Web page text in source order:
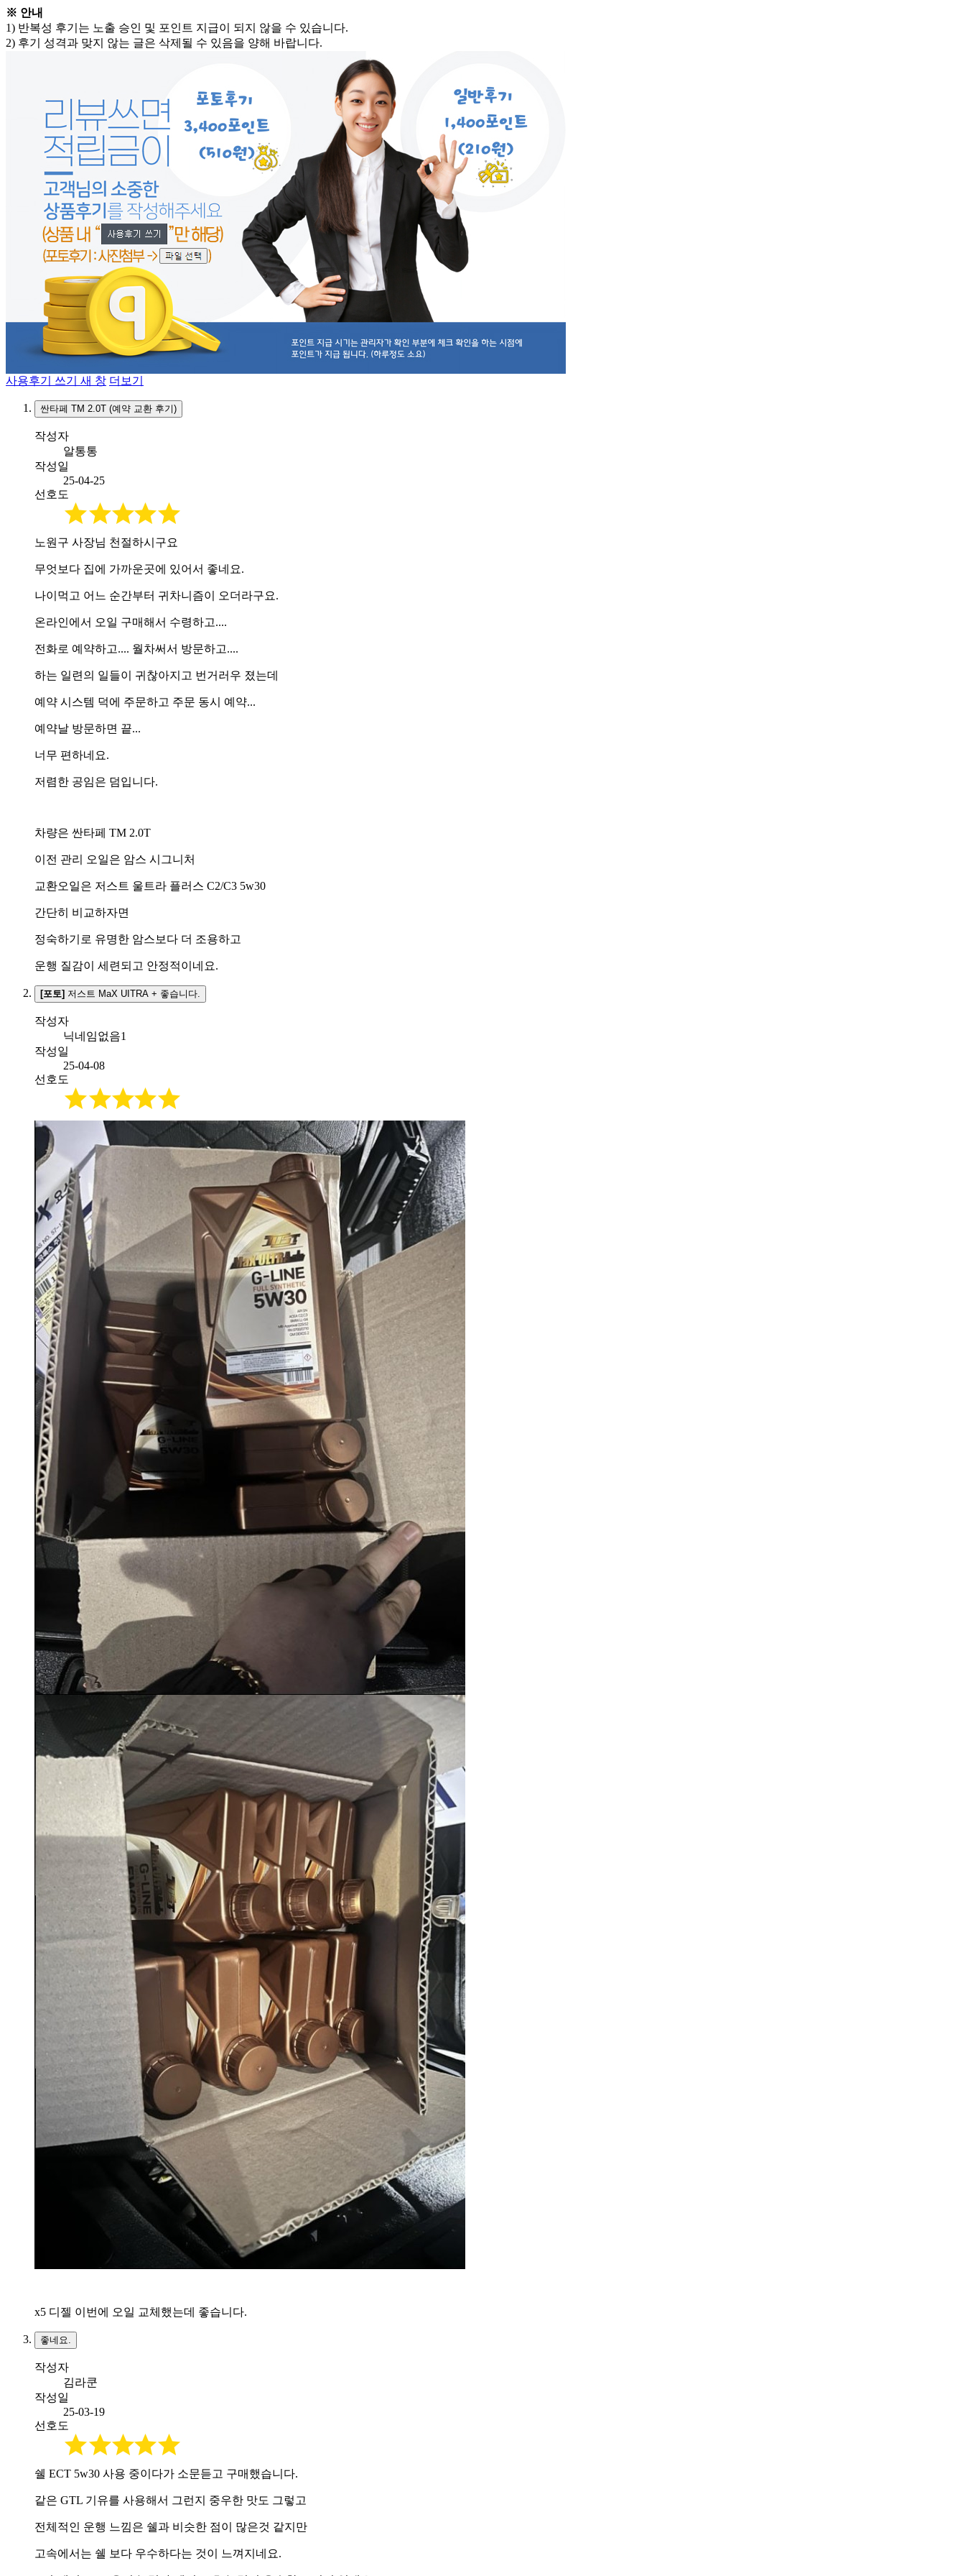
※ 안내
1) 반복성 후기는 노출 승인 및 포인트 지급이 되지 않을 수 있습니다.
2) 후기 성격과 맞지 않는 글은 삭제될 수 있음을 양해 바랍니다.
사용후기 쓰기 새 창 더보기
싼타페 TM 2.0T (예약 교환 후기)
작성자
알통통
작성일
25-04-25
선호도
노원구 사장님 천절하시구요
무엇보다 집에 가까운곳에 있어서 좋네요.
나이먹고 어느 순간부터 귀차니즘이 오더라구요.
온라인에서 오일 구매해서 수령하고....
전화로 예약하고.... 월차써서 방문하고....
하는 일련의 일들이 귀찮아지고 번거러우 졌는데
예약 시스템 덕에 주문하고 주문 동시 예약...
예약날 방문하면 끝...
너무 편하네요.
저렴한 공임은 덤입니다.
차량은 싼타페 TM 2.0T
이전 관리 오일은 암스 시그니처
교환오일은 저스트 울트라 플러스 C2/C3 5w30
간단히 비교하자면
정숙하기로 유명한 암스보다 더 조용하고
운행 질감이 세련되고 안정적이네요.
[포토] 저스트 MaX UITRA + 좋습니다.
작성자
닉네임없음1
작성일
25-04-08
선호도
x5 디젤 이번에 오일 교체했는데 좋습니다.
좋네요.
작성자
김라쿤
작성일
25-03-19
선호도
쉘 ECT 5w30 사용 중이다가 소문듣고 구매했습니다.
같은 GTL 기유를 사용해서 그런지 중우한 맛도 그렇고
전체적인 운행 느낌은 쉘과 비슷한 점이 많은것 같지만
고속에서는 쉘 보다 우수하다는 것이 느껴지네요.